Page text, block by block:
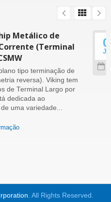
Metálico de
(Terminal
tipo terminação de
reversa). Viking tem
de Terminal Largo por
dedicada ao
uma variedade...
. All Rights Reserved.